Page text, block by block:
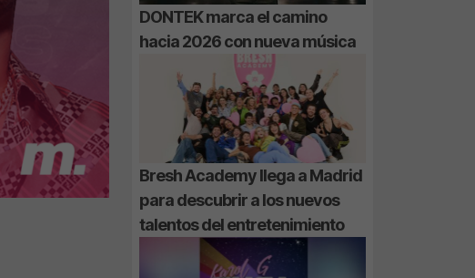
DONTEK marca el camino
hacia 2026 con nueva música
Bresh Academy llega a Madrid
para descubrir a los nuevos
talentos del entretenimiento